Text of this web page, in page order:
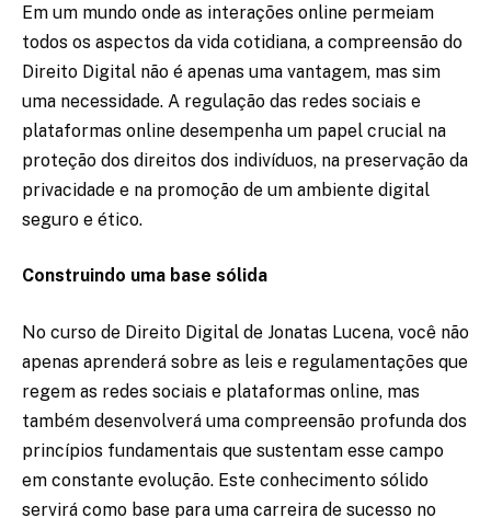
Em um mundo onde as interações online permeiam
todos os aspectos da vida cotidiana, a compreensão do
Direito Digital não é apenas uma vantagem, mas sim
uma necessidade. A regulação das redes sociais e
plataformas online desempenha um papel crucial na
proteção dos direitos dos indivíduos, na preservação da
privacidade e na promoção de um ambiente digital
seguro e ético.
Construindo uma base sólida
No curso de Direito Digital de Jonatas Lucena, você não
apenas aprenderá sobre as leis e regulamentações que
regem as redes sociais e plataformas online, mas
também desenvolverá uma compreensão profunda dos
princípios fundamentais que sustentam esse campo
em constante evolução. Este conhecimento sólido
servirá como base para uma carreira de sucesso no